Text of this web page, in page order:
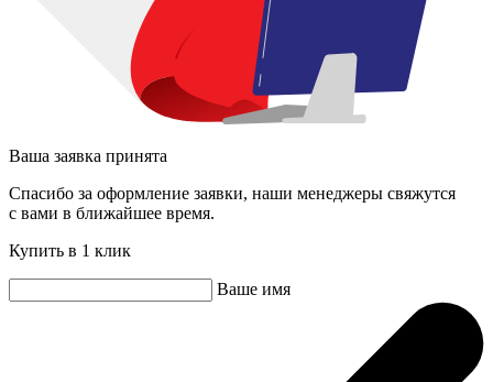
Ваша заявка принята
Спасибо за оформление заявки, наши менеджеры свяжутся
с вами в ближайшее время.
Купить в 1 клик
Ваше имя